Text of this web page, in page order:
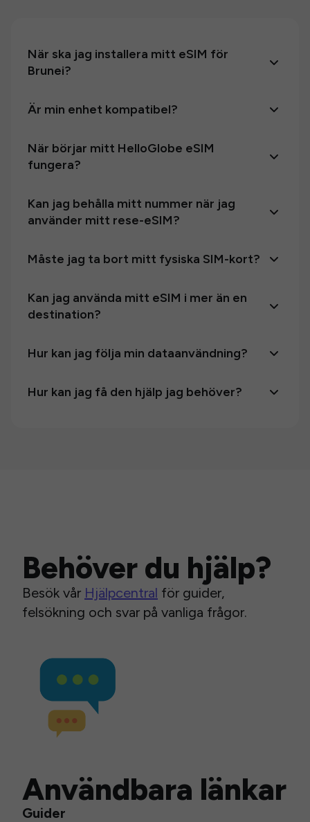
När ska jag installera mitt eSIM för
Brunei?
Är min enhet kompatibel?
När börjar mitt HelloGlobe eSIM
fungera?
Kan jag behålla mitt nummer när jag
använder mitt rese-eSIM?
Måste jag ta bort mitt fysiska SIM-kort?
Kan jag använda mitt eSIM i mer än en
destination?
Hur kan jag följa min dataanvändning?
Hur kan jag få den hjälp jag behöver?
Behöver du hjälp?
Besök vår Hjälpcentral för guider,
felsökning och svar på vanliga frågor.
Användbara länkar
Guider